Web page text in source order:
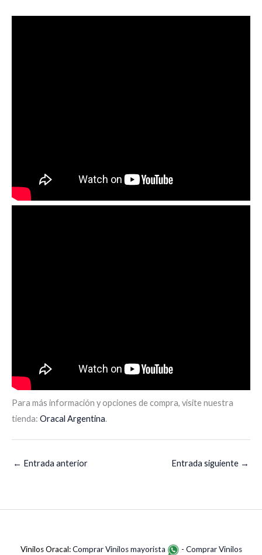
Para más información y opciones de compra, visite nuestra
tienda: Oracal Argentina.
← Entrada anterior Entrada siguiente →
Vinilos Oracal:Comprar Vinilos mayorista - Comprar Vinilos